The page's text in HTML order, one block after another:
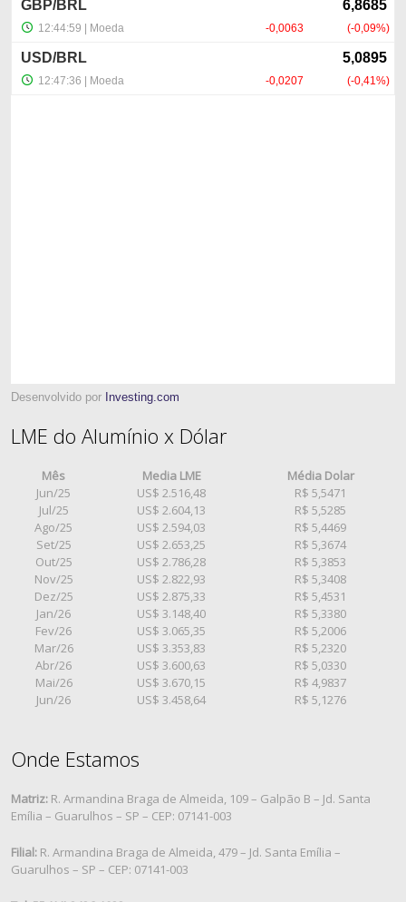
Desenvolvido por Investing.com
LME do Alumínio x Dólar
Mês Media LME
Média Dolar
Jun/25
US$ 2.516,48
R$ 5,5471
Jul/25
US$ 2.604,13
R$ 5,5285
Ago/25
US$ 2.594,03
R$ 5,4469
Set/25
US$ 2.653,25
R$ 5,3674
Out/25
US$ 2.786,28
R$ 5,3853
Nov/25
US$ 2.822,93
R$ 5,3408
Dez/25
US$ 2.875,33
R$ 5,4531
Jan/26
US$ 3.148,40
R$ 5,3380
Fev/26
US$ 3.065,35
R$ 5,2006
Mar/26
US$ 3.353,83
R$ 5,2320
Abr/26
US$ 3.600,63
R$ 5,0330
Mai/26
US$ 3.670,15
R$ 4,9837
Jun/26
US$ 3.458,64 R$ 5,1276
Onde Estamos
Matriz: R. Armandina Braga de Almeida, 109 – Galpão B – Jd. Santa
Emília – Guarulhos – SP – CEP: 07141-003
Filial: R. Armandina Braga de Almeida, 479 – Jd. Santa Emília –
Guarulhos – SP – CEP: 07141-003